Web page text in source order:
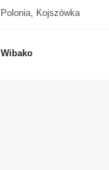
Polonia, Kojszówka
Wibako